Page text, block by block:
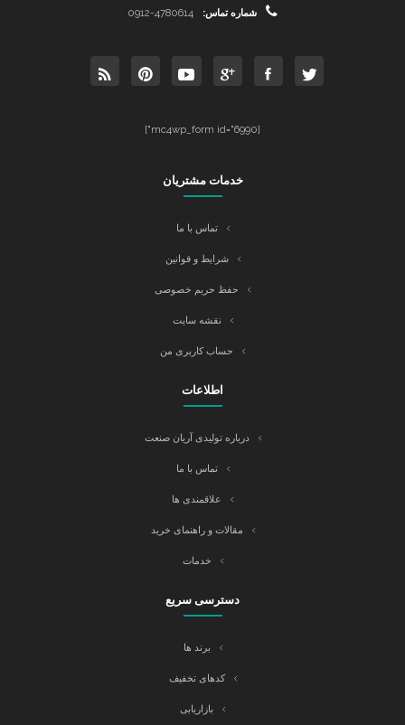
شماره تماس: 0912-4780614
[mc4wp_form id="6990"]
خدمات مشتریان
تماس با ما
شرایط و قوانین
حفظ حریم خصوصی
نقشه سایت
حساب کاربری من
اطلاعات
درباره تولیدی آریان صنعت
تماس با ما
علاقمندی ها
مقالات و راهنمای خرید
خدمات
دسترسی سریع
برند ها
کدهای تخفیف
بازاریابی